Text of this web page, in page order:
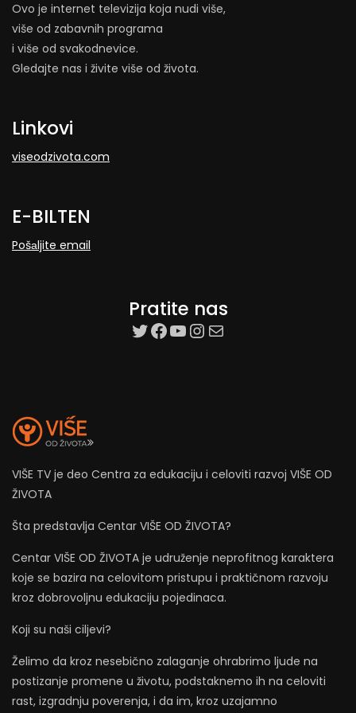
Ovo je internet televizija koja nudi više,
više od zabavnih programa
i više od svakodnevice.
Gledajte nas i živite više od života.
Linkovi
viseodzivota.com
E-BILTEN
Pošаljite email
Pratite nas
target=”_blank”
Facebook
YouTube
Instagram
Mail
VIŠE TV je deo Centra za edukaciju i celoviti razvoj VIŠE OD
ŽIVOTA
Šta predstavlja Centar VIŠE OD ŽIVOTA?
Centar VIŠE OD ŽIVOTA je udruženje neprofitnog karaktera
koje se bazira na celovitom pristupu i praktičnom razvoju
kroz dobrovoljnu edukaciju pojedinaca.
Koji su naši ciljevi?
Želimo da kroz nesebično zalaganje ohrabrimo ljude na
postizanje promene u životu, podstaknemo ih na celoviti
rast, izgradnju poverenja, i da im, kroz uzajamno